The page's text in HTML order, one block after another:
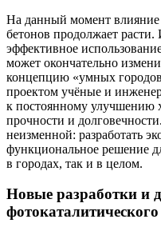
На данный момент
бетонов продолжает
эффективное
может окончательно
концепцию «умных
проектом учёные и
к постоянному улучшению
прочности и
неизменной: разработать
функциональное решение
в городах, так и в целом.
Новые разработки и